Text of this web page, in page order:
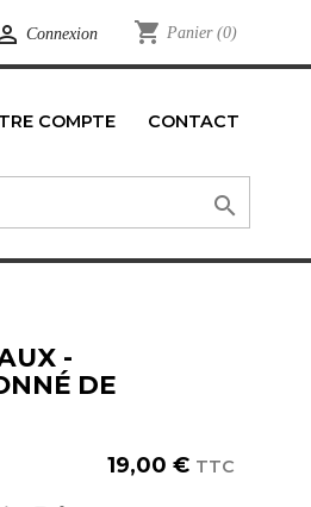
Connexion shopping_cart Panier (0)
COMPTE CONTACT

-
DE
19,00 € TTC